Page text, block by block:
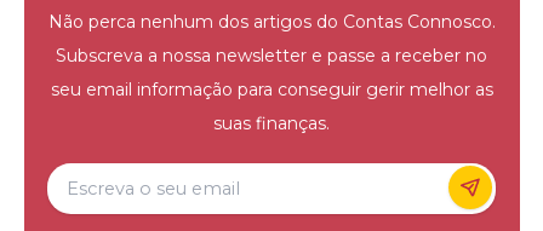
Não perca nenhum dos artigos do Contas Connosco.
Subscreva a nossa newsletter e passe a receber no
seu email informação para conseguir gerir melhor as
suas finanças.